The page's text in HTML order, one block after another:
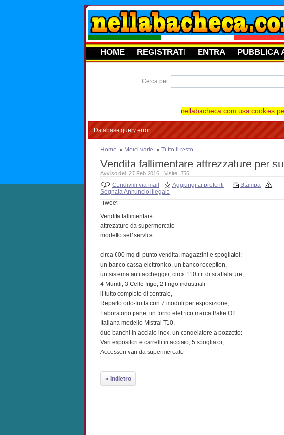
HOME REGISTRATI ENTRA PUBBLICA
Cerca per
nellabacheca.com usa cookies
Database query error.
Home » Merci varie » Tutto il resto
Vendita fallimentare attrezzature per
Avviso del 27 Feb 2016 | Visite: 756
Condividi via mail Aggiungi ai preferiti
Stampa
Segnala Annuncio illegale
Tweet
Vendita fallimentare
attrezature da supermercato
modello self service
circa 600 mq di punto vendita, magazzini e spogliatoi:
un banco cassa elettronico, un banco reception,
un sistema antitaccheggio, circa 110 mt di scaffalature,
4 Murali, 3 Celle frigo, 2 Frigo industriali
il tutto completo di centrale,
Reparto orto-frutta con 7 moduli per esposizione,
Laboratorio pane: un forno elettrico marca Bake Off
Italiana modello Mistral T10,
due banchi in acciaio inox, un congelatore a pozzetto;
Vari espositori e carrelli in acciaio, 5 spogliatoi,
Accessori vari da supermercato
« Indietro